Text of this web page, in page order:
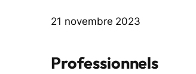
21 novembre 2023
Professionnels